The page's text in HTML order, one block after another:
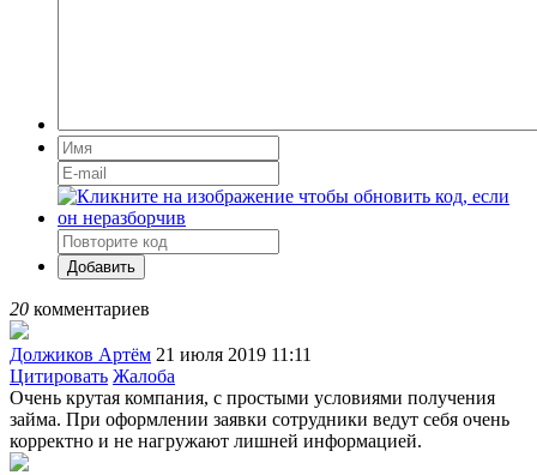
Добавить
20 комментариев
Должиков Артём 21 июля 2019 11:11
Цитировать Жалоба
Очень крутая компания, с простыми условиями получения
займа. При оформлении заявки сотрудники ведут себя очень
корректно и не нагружают лишней информацией.